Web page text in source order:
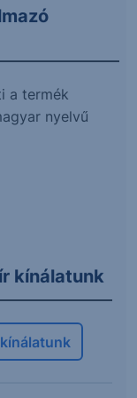
a termék
nyelvű
kínálatunk